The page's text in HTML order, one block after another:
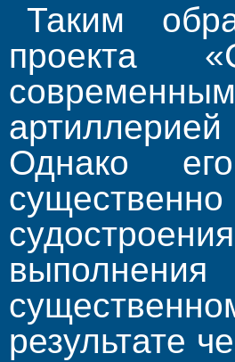
Таким
проекта
Однако
результате